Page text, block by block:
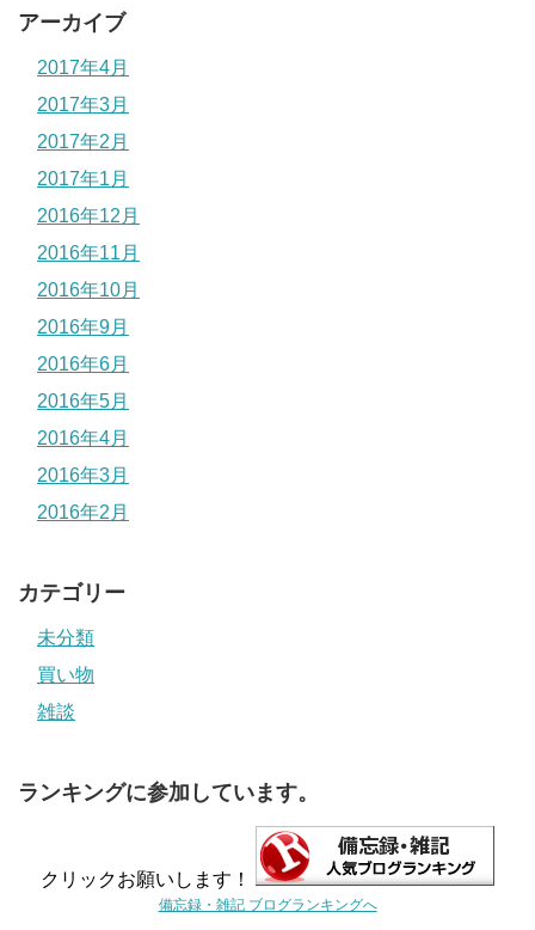
アーカイブ
2017年4月
2017年3月
2017年2月
2017年1月
2016年12月
2016年11月
2016年10月
2016年9月
2016年6月
2016年5月
2016年4月
2016年3月
2016年2月
カテゴリー
未分類
買い物
雑談
ランキングに参加しています。
クリックお願いします！
備忘録・雑記 ブログランキングへ